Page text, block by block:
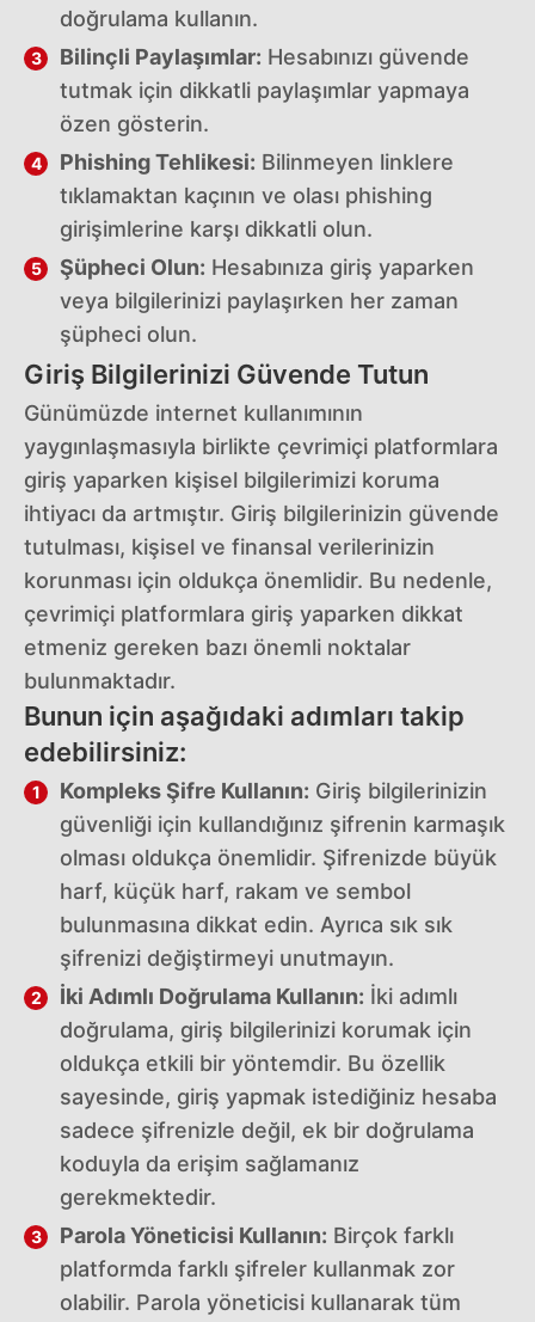
doğrulama kullanın.
Bilinçli Paylaşımlar: Hesabınızı güvende
tutmak için dikkatli paylaşımlar yapmaya
özen gösterin.
Phishing Tehlikesi: Bilinmeyen linklere
tıklamaktan kaçının ve olası phishing
girişimlerine karşı dikkatli olun.
Şüpheci Olun: Hesabınıza giriş yaparken
veya bilgilerinizi paylaşırken her zaman
şüpheci olun.
Giriş Bilgilerinizi Güvende Tutun
Günümüzde internet kullanımının
yaygınlaşmasıyla birlikte çevrimiçi platformlara
giriş yaparken kişisel bilgilerimizi koruma
ihtiyacı da artmıştır. Giriş bilgilerinizin güvende
tutulması, kişisel ve finansal verilerinizin
korunması için oldukça önemlidir. Bu nedenle,
çevrimiçi platformlara giriş yaparken dikkat
etmeniz gereken bazı önemli noktalar
bulunmaktadır.
Bunun için aşağıdaki adımları takip
edebilirsiniz:
Kompleks Şifre Kullanın: Giriş bilgilerinizin
güvenliği için kullandığınız şifrenin karmaşık
olması oldukça önemlidir. Şifrenizde büyük
harf, küçük harf, rakam ve sembol
bulunmasına dikkat edin. Ayrıca sık sık
şifrenizi değiştirmeyi unutmayın.
İki Adımlı Doğrulama Kullanın: İki adımlı
doğrulama, giriş bilgilerinizi korumak için
oldukça etkili bir yöntemdir. Bu özellik
sayesinde, giriş yapmak istediğiniz hesaba
sadece şifrenizle değil, ek bir doğrulama
koduyla da erişim sağlamanız
gerekmektedir.
Parola Yöneticisi Kullanın: Birçok farklı
platformda farklı şifreler kullanmak zor
olabilir. Parola yöneticisi kullanarak tüm